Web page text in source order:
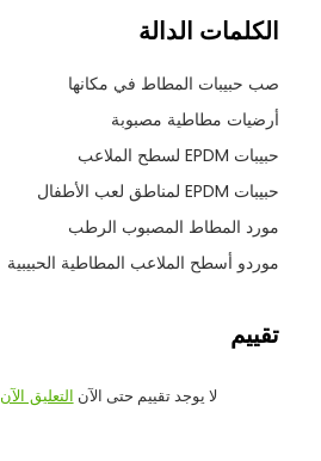
الكلمات الدالة
صب حبيبات المطاط في مكانها
أرضيات مطاطية مصبوبة
حبيبات EPDM لسطح الملاعب
حبيبات EPDM لمناطق لعب الأطفال
مورد المطاط المصبوب الرطب
موردو أسطح الملاعب المطاطية الحبيبية
تقييم
لا يوجد تقييم حتى الآن التعليق الآن